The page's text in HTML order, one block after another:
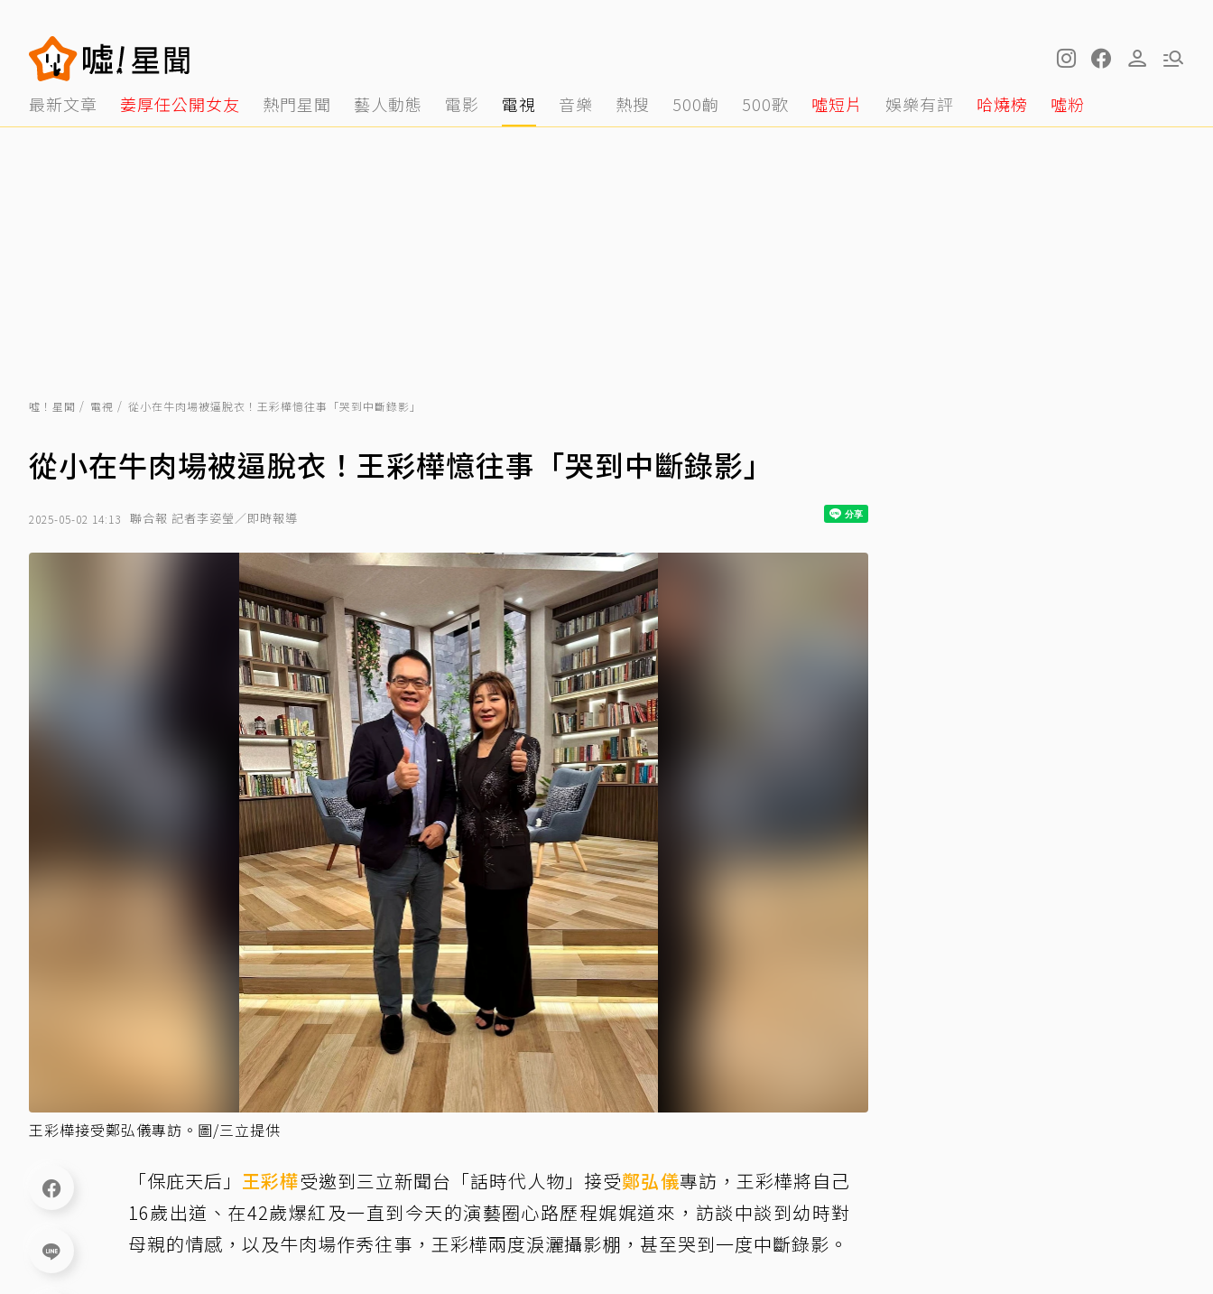
最新文章 姜厚任公開女友 熱門星聞 藝人動態 電影 電視 音樂 熱搜 500齣 500歌 噓短片 娛樂有評 哈燒榜 噓粉
噓！星聞 電視 從小在牛肉場被逼脫衣！王彩樺憶往事「哭到中斷錄影」
從小在牛肉場被逼脫衣！王彩樺憶往事「哭到中斷錄影」
2025-05-02 14:13 聯合報 記者李姿瑩／即時報導
王彩樺接受鄭弘儀專訪。圖/三立提供
「保庇天后」 王彩樺受邀到三立新聞台「話時代人物」接受鄭弘儀專訪，王彩樺將自己
16歲出道、在42歲爆紅及一直到今天的演藝圈心路歷程娓娓道來，訪談中談到幼時對
母親的情感，以及牛肉場作秀往事，王彩樺兩度淚灑攝影棚，甚至哭到一度中斷錄影。